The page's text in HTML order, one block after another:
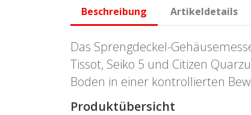
Beschreibung Artikeldetails
Das Sprengdeckel-
Tissot, Seiko 5 und Citizen
Boden in einer kontrollierten
Produktübersicht